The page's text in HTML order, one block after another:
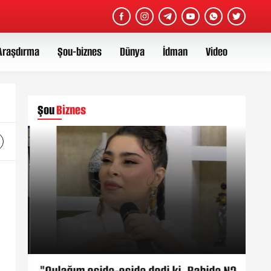
Şou-biznes Dünya İdman Video
ŞouBiznes